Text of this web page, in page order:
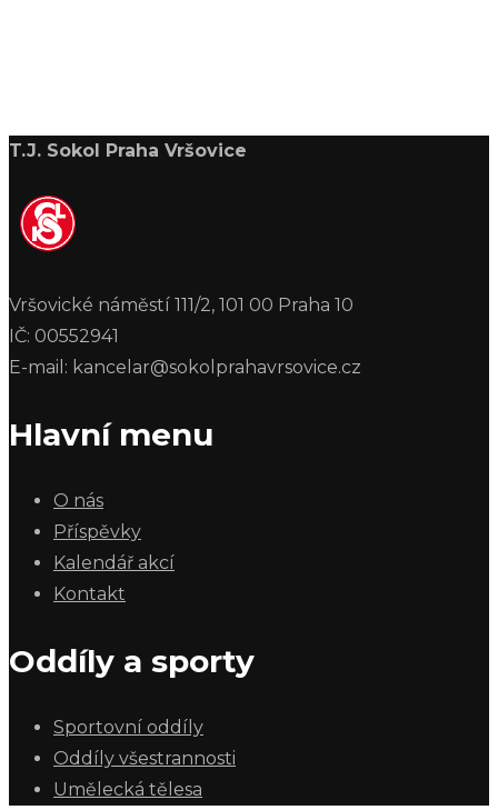
T.J. Sokol Praha Vršovice
Vršovické náměstí 111/2, 101 00 Praha 10
IČ: 00552941
E-mail: kancelar@sokolprahavrsovice.cz
Hlavní menu
O nás
Příspěvky
Kalendář akcí
Kontakt
Oddíly a sporty
Sportovní oddíly
Oddíly všestrannosti
Umělecká tělesa